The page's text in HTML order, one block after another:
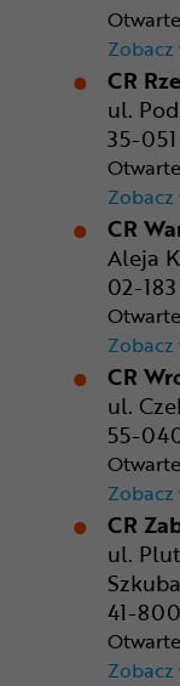
Zobacz
CR
ul.
35-
Zobacz
CR
Aleja
02-
Zobacz
CR
ul.
55-
Zobacz
CR
ul.
41-
Zobacz